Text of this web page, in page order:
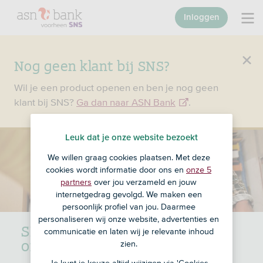
Nog geen klant bij SNS?
Wil je een product openen en ben je nog geen
klant bij SNS? Ga dan naar ASN Bank .
Inloggen
SEPAY: pinautomaat voor
ondernemers
Leuk dat je onze website bezoekt
We willen graag cookies plaatsen. Met deze
cookies wordt informatie door ons en onze 5
partners over jou verzameld en jouw
internetgedrag gevolgd. We maken een
persoonlijk profiel van jou. Daarmee
personaliseren wij onze website, advertenties en
communicatie en laten wij je relevante inhoud
zien.